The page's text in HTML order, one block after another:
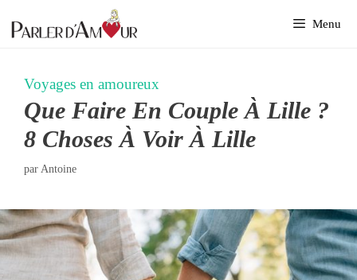
au
Menu
Voyages en amoureux
Que Faire En Couple À Lille ?
8 Choses À Voir À Lille
par Antoine